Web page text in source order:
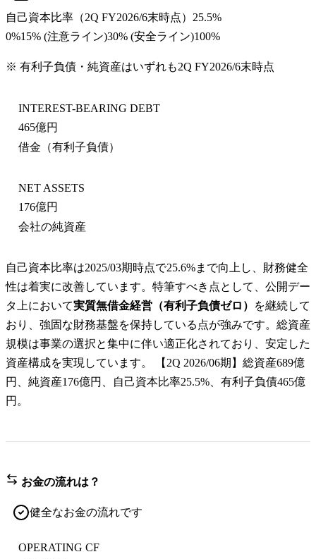
自己資本比率 （2Q FY2026/6末時点） 25.5%
0%15% (注意ライン)30% (安全ライン)100%
※ 有利子負債・純資産はいずれも2Q FY2026/6末時点
INTEREST-BEARING DEBT
465億円
借金（有利子負債）
NET ASSETS
176億円
会社の純資産
自己資本比率は2025/03期時点で25.6%まで向上し、財務健全
性は着実に改善しています。特筆すべき点として、公開デー
タ上において実質無借金経営（有利子負債ゼロ）
を継続して
おり、強固な財務基盤を保持している点が強みです。総資産
規模は事業の選択と集中に伴い適正化されており、安定した
資産構成を実現しています。 【2Q 2026/06期】総資産689億
円、純資産176億円、自己資本比率25.5%、有利子負債465億
円。
お金の流れは？
健全なお金の流れです
OPERATING CF